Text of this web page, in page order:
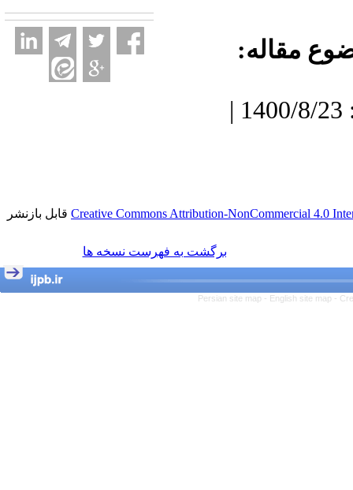
مقاله:
دریافت: 1400/7/3 | پذیرش: 1400/8/23 |
Creative Commons Attribution-NonCommercial 4.0 قابل بازنشر
برگشت به فهرست نسخه ها
Persian site map - English site map -